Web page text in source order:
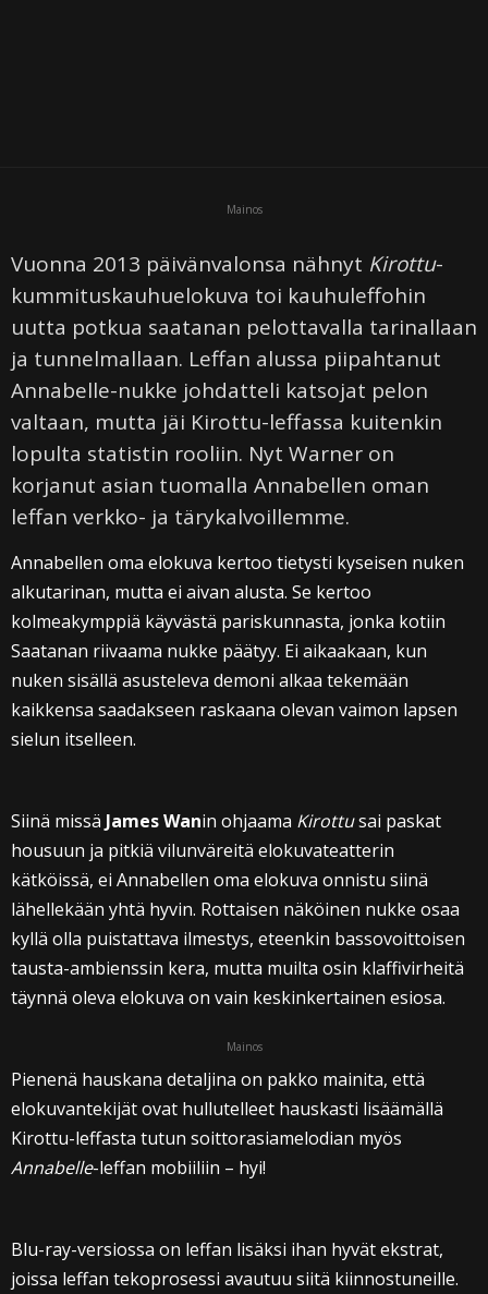
Mainos
Vuonna 2013 päivänvalonsa nähnyt Kirottu-
kummituskauhuelokuva toi kauhuleffohin
uutta potkua saatanan pelottavalla tarinallaan
ja tunnelmallaan. Leffan alussa piipahtanut
Annabelle-nukke johdatteli katsojat pelon
valtaan, mutta jäi Kirottu-leffassa kuitenkin
lopulta statistin rooliin. Nyt Warner on
korjanut asian tuomalla Annabellen oman
leffan verkko- ja tärykalvoillemme.
Annabellen oma elokuva kertoo tietysti kyseisen nuken
alkutarinan, mutta ei aivan alusta. Se kertoo
kolmeakymppiä käyvästä pariskunnasta, jonka kotiin
Saatanan riivaama nukke päätyy. Ei aikaakaan, kun
nuken sisällä asusteleva demoni alkaa tekemään
kaikkensa saadakseen raskaana olevan vaimon lapsen
sielun itselleen.
Siinä missä James Wanin ohjaama Kirottusai paskat
housuun ja pitkiä vilunväreitä elokuvateatterin
kätköissä, ei Annabellen oma elokuva onnistu siinä
lähellekään yhtä hyvin. Rottaisen näköinen nukke osaa
kyllä olla puistattava ilmestys, eteenkin bassovoittoisen
tausta-ambienssin kera, mutta muilta osin klaffivirheitä
täynnä oleva elokuva on vain keskinkertainen esiosa.
Mainos
Pienenä hauskana detaljina on pakko mainita, että
elokuvantekijät ovat hullutelleet hauskasti lisäämällä
Kirottu-leffasta tutun soittorasiamelodian myös
Annabelle-leffan mobiiliin – hyi!
Blu-ray-versiossa on leffan lisäksi ihan hyvät ekstrat,
joissa leffan tekoprosessi avautuu siitä kiinnostuneille.